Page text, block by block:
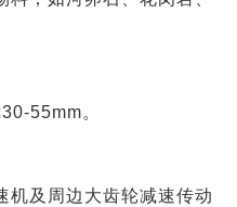
55mm。
机及周边大齿轮减速传动